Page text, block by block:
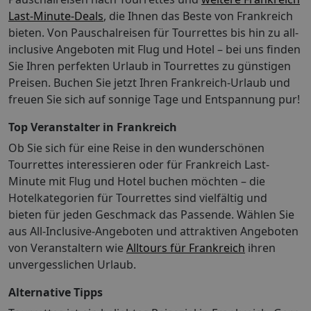
Liste enthält vielleicht nicht alle Informationen.
Gebühren und Kautionen enthalten eventuell keine
Steuern und können sich ändern. Obligatorische
Gebühren und Steuern Die folgenden Gebühren sind
direkt in der Unterkunft zu bezahlen: Kaution: 300.00
EURDie Stadtverwaltung erhebt eine Tourismusabgabe:
1.65 EUR pro Person/pro Nacht. Kinder unter 18 Jahren
sind von der Abgabe befreit. Diese Liste enthält alle
Gebühren, die uns vom Hotel mitgeteilt wurden. Die
erhobenen Gebühren können sich allerdings je nach
Buchungszeitraum und Zimmerart ändern.
Renovierungen und Schließungen Folgende
Einrichtungen sind im Februar, März, April, Oktober,
November und Dezember geschlossen: Restaurant
Gebühren: Das Hotel erhebt beim Check-in/Check-out,
bzw. wenn die entsprechende Leistung in Anspruch
genommen wird, folgende Gebühren und Kautionen:
Gebühr für WLAN im Zimmer: 7 EUR pro Tag (Preise
können variieren) Gebühr für WLAN in den öffentlichen
Bereichen: 7 EUR pro Tag (Preise können variieren) Die
Last-Minute-Deals, die Ihnen das Beste von Frankreich
bieten. Von Pauschalreisen für Tourrettes bis hin zu all-
inclusive Angeboten mit Flug und Hotel – bei uns finden
Sie Ihren perfekten Urlaub in Tourrettes zu günstigen
Preisen. Buchen Sie jetzt Ihren Frankreich-Urlaub und
freuen Sie sich auf sonnige Tage und Entspannung pur!
Top Veranstalter in Frankreich
Ob Sie sich für eine Reise in den wunderschönen
Tourrettes interessieren oder für Frankreich Last-
Minute mit Flug und Hotel buchen möchten – die
Hotelkategorien für Tourrettes sind vielfältig und
bieten für jeden Geschmack das Passende. Wählen Sie
aus All-Inclusive-Angeboten und attraktiven Angeboten
von Veranstaltern wie Alltours für Frankreich ihren
unvergesslichen Urlaub.
Alternative Tipps